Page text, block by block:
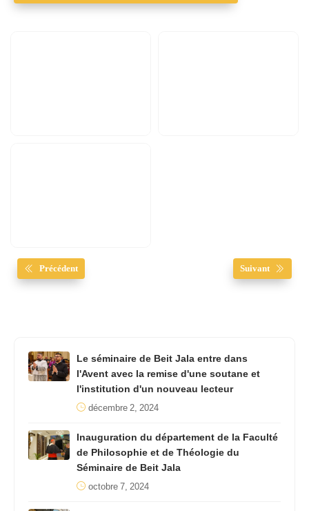
Précédent Suivant
Le séminaire de Beit Jala entre dans
l'Avent avec la remise d'une soutane et
l'institution d'un nouveau lecteur
décembre 2, 2024
Inauguration du département de la Faculté
de Philosophie et de Théologie du
Séminaire de Beit Jala
octobre 7, 2024